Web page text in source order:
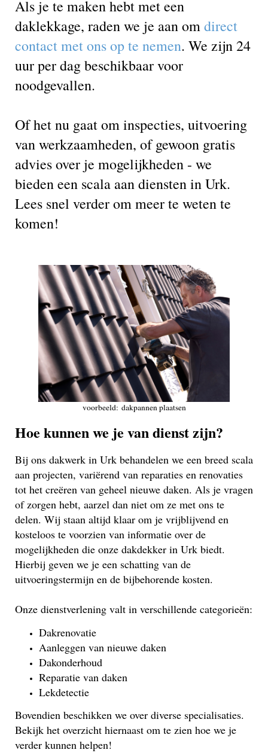
Als je te maken hebt met een
daklekkage, raden we je aan omdirect
contact met ons op te nemen. We zijn 24
uur per dag beschikbaar voor
noodgevallen.
Of het nu gaat om inspecties, uitvoering
van werkzaamheden, of gewoon gratis
advies over je mogelijkheden - we
bieden een scala aan diensten in Urk.
Lees snel verder om meer te weten te
komen!
voorbeeld: dakpannen plaatsen
Hoe kunnen we je van dienst zijn?
Bij ons dakwerk in Urk behandelen we een breed scala
aan projecten, variërend van reparaties en renovaties
tot het creëren van geheel nieuwe daken. Als je vragen
of zorgen hebt, aarzel dan niet om ze met ons te
delen. Wij staan altijd klaar om je vrijblijvend en
kosteloos te voorzien van informatie over de
mogelijkheden die onze dakdekker in Urk biedt.
Hierbij geven we je een schatting van de
uitvoeringstermijn en de bijbehorende kosten.
Onze dienstverlening valt in verschillende categorieën:
Dakrenovatie
Aanleggen van nieuwe daken
Dakonderhoud
Reparatie van daken
Lekdetectie
Bovendien beschikken we over diverse specialisaties.
Bekijk het overzicht hiernaast om te zien hoe we je
verder kunnen helpen!